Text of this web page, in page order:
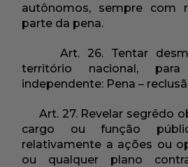
autônomos, sempre com
parte da pena.
Art. 26. Tentar
território nacional,
independente: Pena –
Art. 27. Revelar segrêdo
cargo ou função
relativamente a ações ou
ou qualquer plano